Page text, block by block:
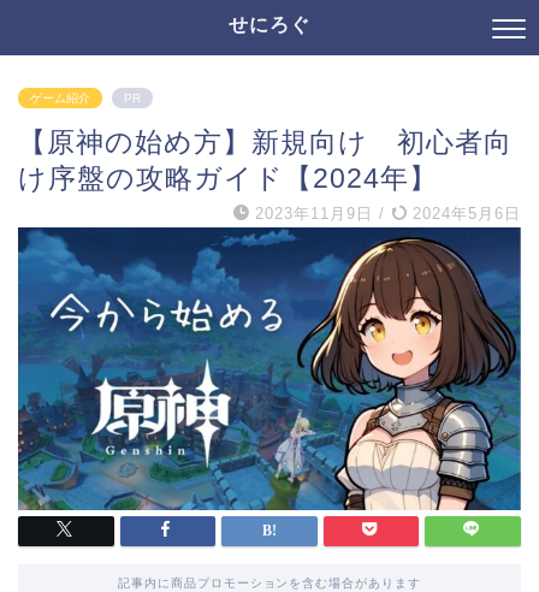
せにろぐ
ゲーム紹介 PR
【原神の始め方】新規向け 初心者向
け序盤の攻略ガイド【2024年】
2023年11月9日 / 2024年5月6日
記事内に商品プロモーションを含む場合があります